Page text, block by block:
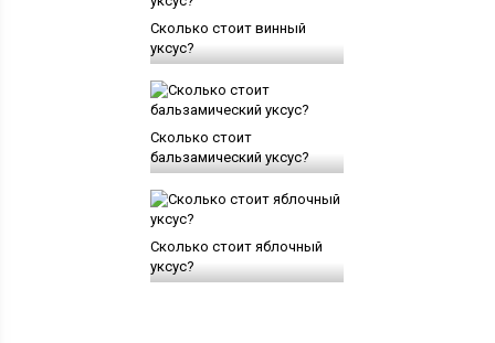
Сколько стоит винный
уксус?
Сколько стоит
бальзамический уксус?
Сколько стоит яблочный
уксус?